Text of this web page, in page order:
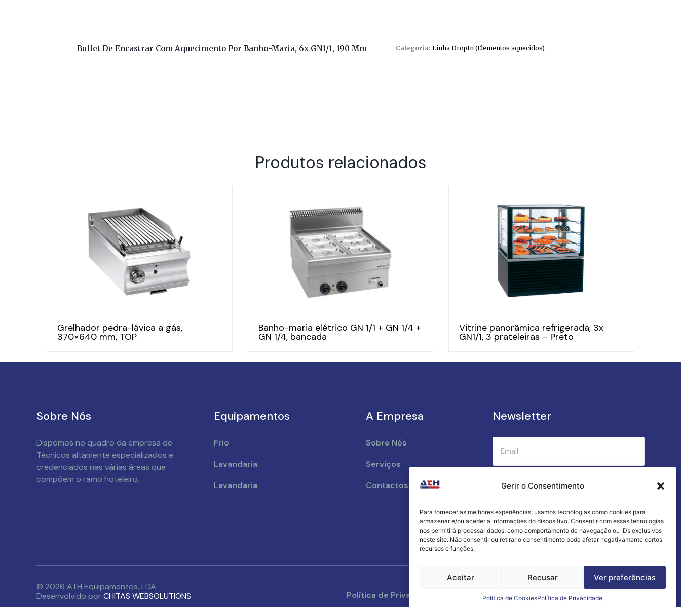
Gerir o Consentimento
Para fornecer as melhores experiências, usamos tecnologias como cookies para
armazenar e/ou aceder a informações do dispositivo. Consentir com essas tecnologias
nos permitirá processar dados, como comportamento de navegação ou IDs exclusivos
neste site. Não consentir ou retirar o consentimento pode afetar negativamante certos
recursos e funções.
Aceitar Recusar Ver preferências
Política de CookiesPolítica de Privacidade
Buffet De Encastrar Com Aquecimento Por Banho-Maria, 6x GN1/1, 190 Mm Categoria: Linha DropIn (Elementos aquecidos)
Produtos relacionados
Grelhador pedra-lávica a gás,
370×640 mm, TOP
Banho-maria elétrico GN 1/1 + GN 1/4 +
GN 1/4, bancada
Vitrine panorâmica refrigerada, 3x
GN1/1, 3 prateleiras – Preto
Sobre Nós
Dispomos no quadro da empresa de
Técnicos altamente especializados e
credenciados nas várias áreas que
compõem o ramo hoteleiro.
Equipamentos
Frio
Lavandaria
Lavandaria
A Empresa
Sobre Nós
Serviços
Contactos
Newsletter
Submeter
Criamos a cozinha perfeita para o seu
sucesso gastronómico!
© 2026 ATH Equipamentos, LDA.
Desenvolvido por CHITAS WEBSOLUTIONS Política de Privacidade Termos e Condições Livro de Reclamações